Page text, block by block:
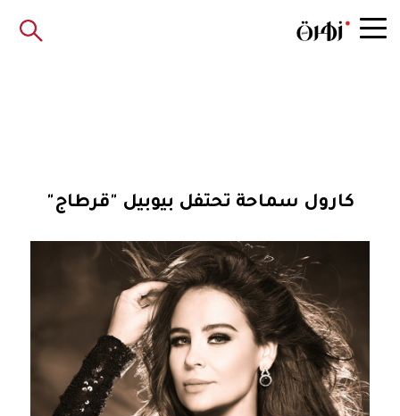
كارول سماحة تحتفل بيوبيل "قرطاج"